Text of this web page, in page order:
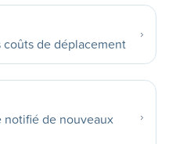
de déplacement
notifié de nouveaux